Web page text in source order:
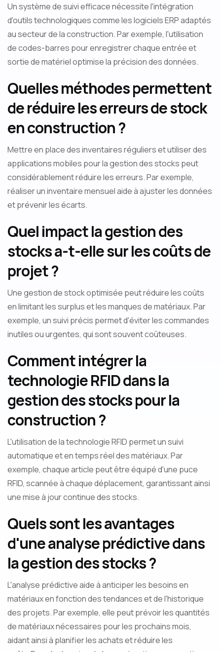
Un système de suivi efficace nécessite l'intégration
d'outils technologiques comme les logiciels ERP adaptés
au secteur de la construction. Par exemple, l'utilisation
de codes-barres pour enregistrer chaque entrée et
sortie de matériel optimise la précision des données.
Quelles méthodes permettent
de réduire les erreurs de stock
en construction ?
Mettre en place des inventaires réguliers et utiliser des
applications mobiles pour la gestion des stocks peut
considérablement réduire les erreurs. Par exemple,
réaliser un inventaire mensuel aide à ajuster les données
et prévenir les écarts.
Quel impact la gestion des
stocks a-t-elle sur les coûts de
projet ?
Une gestion de stock optimisée peut réduire les coûts
en limitant les surplus et les manques de matériaux. Par
exemple, un suivi précis permet d'éviter les commandes
inutiles ou urgentes, qui sont souvent coûteuses.
Comment intégrer la
technologie RFID dans la
gestion des stocks pour la
construction ?
L'utilisation de la technologie RFID permet un suivi
automatique et en temps réel des matériaux. Par
exemple, chaque article peut être équipé d'une puce
RFID, scannée à chaque déplacement, garantissant ainsi
une mise à jour continue des stocks.
Quels sont les avantages
d'une analyse prédictive dans
la gestion des stocks ?
L'analyse prédictive aide à anticiper les besoins en
matériaux en fonction des tendances et de l'historique
des projets. Par exemple, elle peut prévoir les quantités
de matériaux nécessaires pour les prochains mois,
aidant ainsi à planifier les achats et réduire les